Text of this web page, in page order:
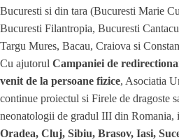
Bucuresti si din tara (Bucuresti Marie
Bucuresti Filantropia, Bucuresti
Targu Mures, Bacau, Craiova si
Cu ajutorul Campaniei de
venit de la persoane fizice, Asociatia
continue proiectul si Firele de dragoste
neonatologii de gradul III din Romania,
Oradea, Cluj, Sibiu, Brasov, Iasi,